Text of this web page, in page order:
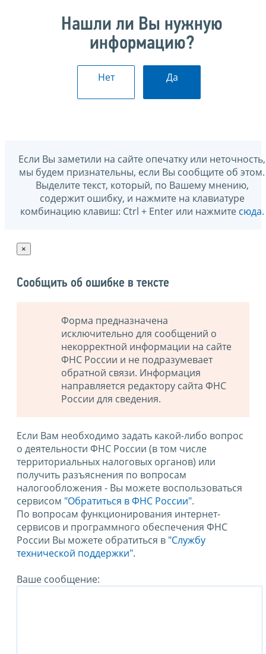
Нашли ли Вы нужную
информацию?
Нет Да
Если Вы заметили на сайте опечатку или неточность,
мы будем признательны, если Вы сообщите об этом.
Выделите текст, который, по Вашему мнению,
содержит ошибку, и нажмите на клавиатуре
комбинацию клавиш: Ctrl + Enter или нажмите сюда.
×
Сообщить об ошибке в тексте
Форма предназначена
исключительно для сообщений о
некорректной информации на сайте
ФНС России и не подразумевает
обратной связи. Информация
направляется редактору сайта ФНС
России для сведения.
Если Вам необходимо задать какой-либо вопрос
о деятельности ФНС России (в том числе
территориальных налоговых органов) или
получить разъяснения по вопросам
налогообложения - Вы можете воспользоваться
сервисом "Обратиться в ФНС России".
По вопросам функционирования интернет-
сервисов и программного обеспечения ФНС
России Вы можете обратиться в "Службу
технической поддержки".
Ваше сообщение: